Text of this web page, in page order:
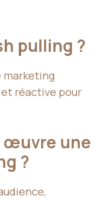
pulling ?
marketing
réactive pour
œuvre une
?